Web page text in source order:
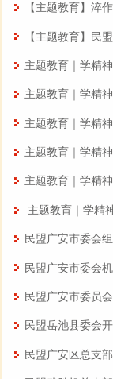
【主题教育】淬作风之剑 铸民
【主题教育】民盟岳池一
主题教育｜学精
主题教育｜学精
主题教育｜学精
主题教育｜学精
主题教育｜学精
主题教育｜学精
民盟广安市委会组织
民盟广安市委会机关总支部开
民盟广安市委员会和民
民盟岳池县委会
民盟广安区总支